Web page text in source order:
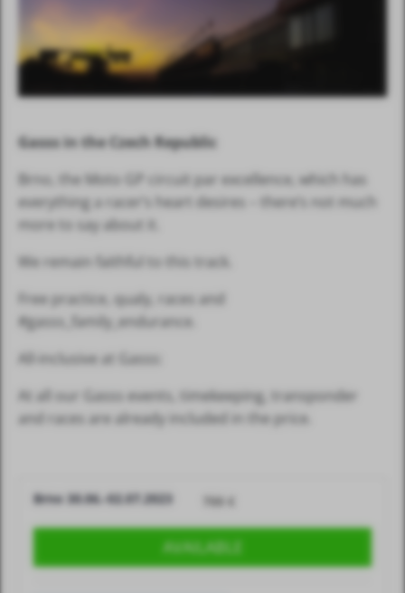
Gasss in the Czech Republic
Brno, the Moto GP circuit par excellence, which has
everything a racer’s heart desires – there’s not much
more to say about it.
We remain faithful to this track.
Free practice, qualy, races and
#gasss_family_endurance.
All-inclusive at Gasss:
At all our Gasss events, timekeeping, transponder
and races are already included in the price.
Brno 30.06.-02.07.2023 700
AVAILABLE